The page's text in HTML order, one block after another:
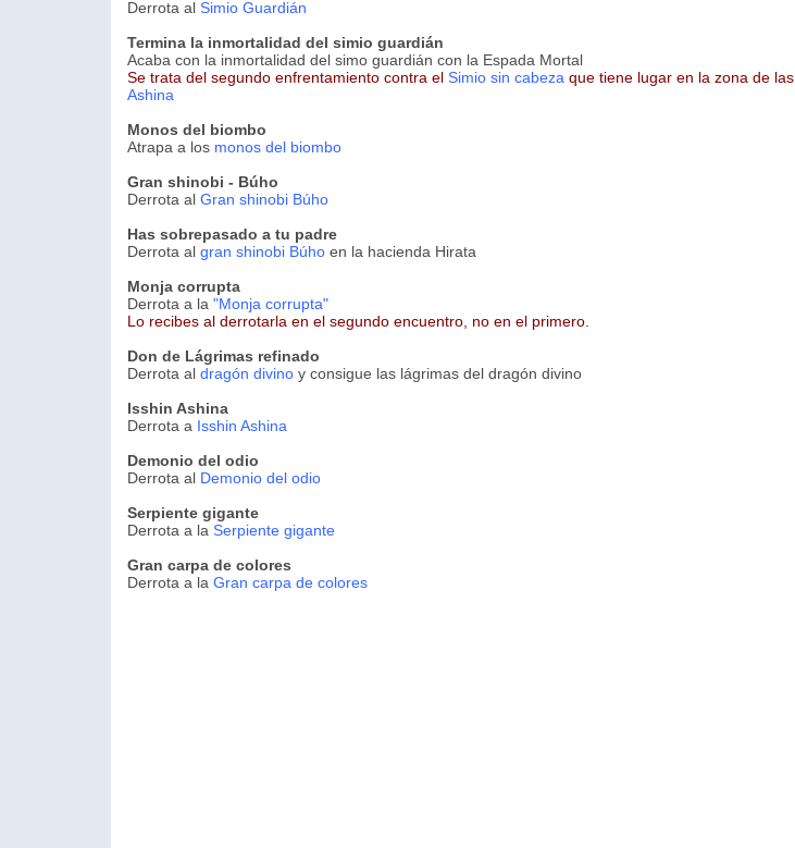
Derrota al Simio Guardián
Termina la inmortalidad del simio guardián
Acaba con la inmortalidad del simo guardián con la Espada Mortal
Se trata del segundo enfrentamiento contra el Simio sin cabeza que tiene lugar en la zona de las
Ashina
Monos del biombo
Atrapa a los monos del biombo
Gran shinobi - Búho
Derrota al Gran shinobi Búho
Has sobrepasado a tu padre
Derrota al gran shinobi Búho en la hacienda Hirata
Monja corrupta
Derrota a la "Monja corrupta"
Lo recibes al derrotarla en el segundo encuentro, no en el primero.
Don de Lágrimas refinado
Derrota al dragón divino y consigue las lágrimas del dragón divino
Isshin Ashina
Derrota a Isshin Ashina
Demonio del odio
Derrota al Demonio del odio
Serpiente gigante
Derrota a la Serpiente gigante
Gran carpa de colores
Derrota a la Gran carpa de colores